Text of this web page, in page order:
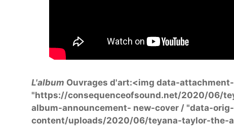
L'album Ouvrages d'art:<img data-
"https://consequenceofsound.net/2020/06/
album-announcement- new-cover / "data-
content/uploads/2020/06/teyana-taylor-the-